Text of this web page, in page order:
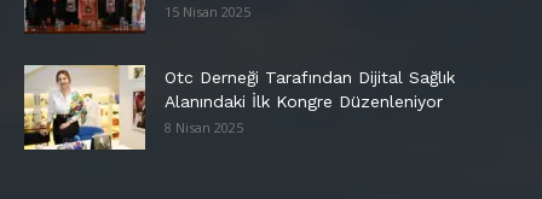
15 Nisan 2025
Otc Derneği Tarafından Dijital Sağlık
Alanındaki İlk Kongre Düzenleniyor
8 Nisan 2025